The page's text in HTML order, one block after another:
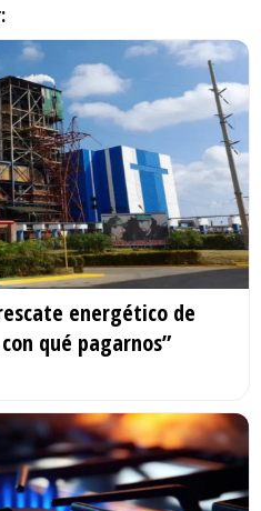
energético de
qué pagarnos”